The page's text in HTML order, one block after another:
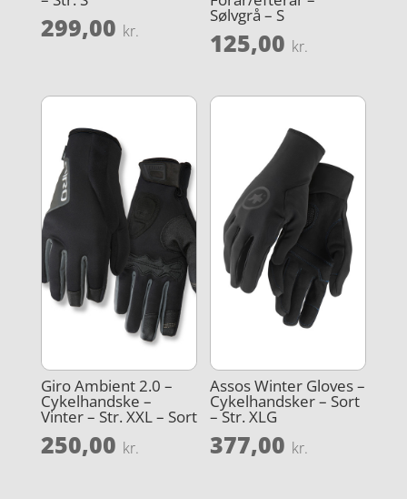
299,00 kr.
Sølvgrå – S
125,00 kr.
Giro Ambient 2.0 –
Cykelhandske –
Vinter – Str. XXL – Sort
250,00 kr.
Assos Winter Gloves –
Cykelhandsker – Sort
– Str. XLG
377,00 kr.